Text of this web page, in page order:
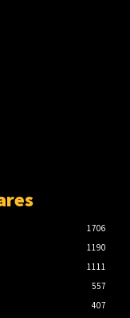
1706
1190
1111
557
407